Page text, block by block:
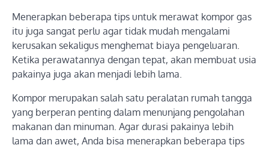
Menerapkan beberapa tips untuk merawat kompor gas
itu juga sangat perlu agar tidak mudah mengalami
kerusakan sekaligus menghemat biaya pengeluaran.
Ketika perawatannya dengan tepat, akan membuat usia
pakainya juga akan menjadi lebih lama.
Kompor merupakan salah satu peralatan rumah tangga
yang berperan penting dalam menunjang pengolahan
makanan dan minuman. Agar durasi pakainya lebih
lama dan awet, Anda bisa menerapkan beberapa tips